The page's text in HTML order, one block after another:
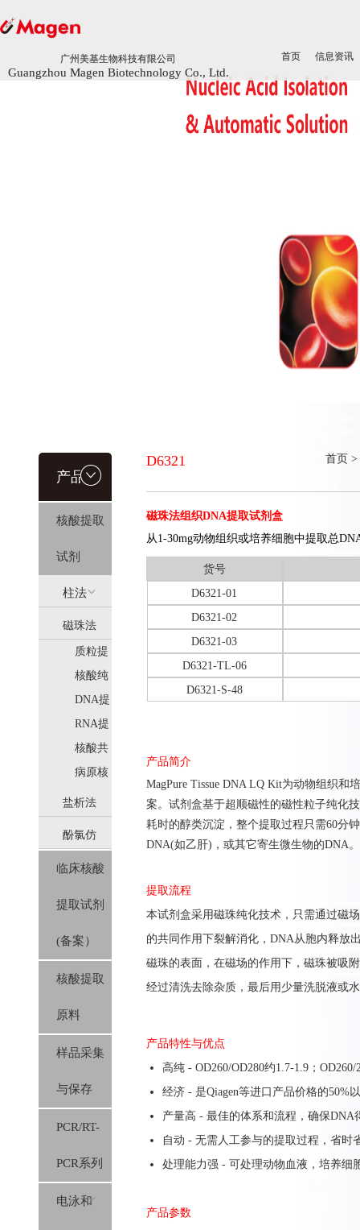
广州美基生物科技有限公司
Guangzhou Magen Biotechnology Co., Ltd.
首页 信息资讯
广州美基生物科技有限公司
Guangzhou Magen Biotechnology Co., Ltd.
首页 信息资讯
产品信
息
核酸提取
试剂
柱法
(HiPure)
磁珠法
质粒提
取
核酸纯
化
DNA提
取
RNA提
取
核酸共
提取
病原核
酸提取
盐析法
(SolPure)
酚氯仿
(Trizol系
列）
临床核酸
提取试剂
(备案）
核酸提取
原料
样品采集
与保存
PCR/RT-
PCR系列
电泳和
D6321 首页 >
磁珠法组织DNA提取试剂盒
从1-30mg动物组织或培养细胞中提取总
货号
D6321-01
D6321-02
D6321-03
D6321-TL-06
D6321-S-48
产品简介
MagPure Tissue DNA LQ Kit为动物组织
案。试剂盒基于超顺磁性的磁性粒子纯化
耗时的醇类沉淀，整个提取过程只需60分
DNA(如乙肝)，或其它寄生微生物的DNA
提取流程
本试剂盒采用磁珠纯化技术，只需通过磁
的共同作用下裂解消化， DNA从胞内释放
磁珠的表面，在磁场的作用下，磁珠被吸
经过清洗去除杂质 ， 最后用少量洗脱液或
产品特性与优点
高纯 - OD260/OD280约1.7-1.9；
经济 - 是Qiagen等进口产品价格的50%
产量高 - 最佳的体系和流程，确保DNA
自动 - 无需人工参与的提取过程，省时
处理能力强 - 可处理动物血液，培养细
产品参数